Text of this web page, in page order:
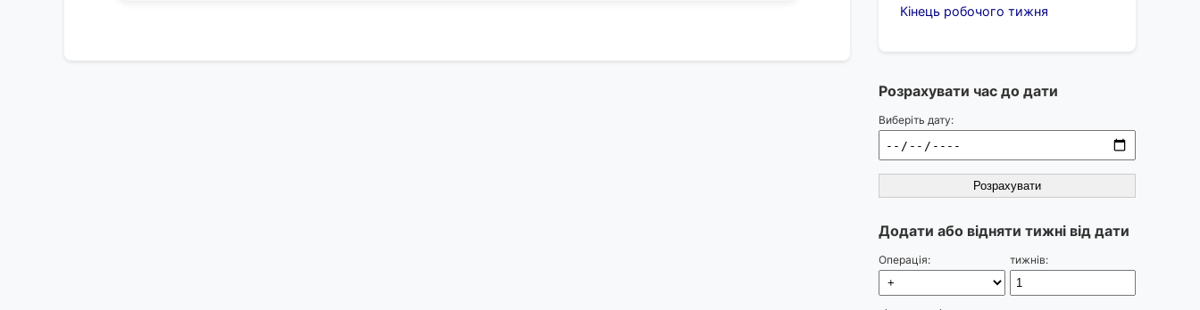
Кінець робочого тижня
Розрахувати час до дати
Виберіть дату:
Розрахувати
Додати або відняти тижні від дати
Операція: тижнів: